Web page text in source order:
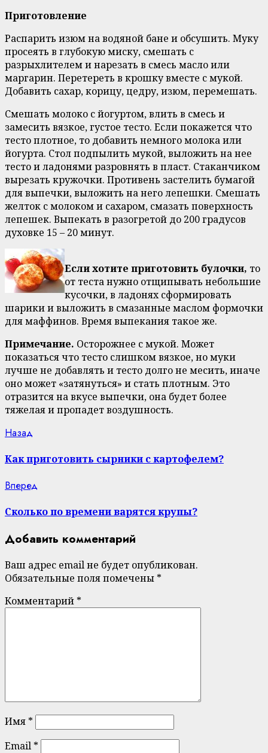
Приготовление
Распарить изюм на водяной бане и обсушить. Муку
просеять в глубокую миску, смешать с
разрыхлителем и нарезать в смесь масло или
маргарин. Перетереть в крошку вместе с мукой.
Добавить сахар, корицу, цедру, изюм, перемешать.
Смешать молоко с йогуртом, влить в смесь и
замесить вязкое, густое тесто. Если покажется что
тесто плотное, то добавить немного молока или
йогурта. Стол подпылить мукой, выложить на нее
тесто и ладонями разровнять в пласт. Стаканчиком
вырезать кружочки. Противень застелить бумагой
для выпечки, выложить на него лепешки. Смешать
желток с молоком и сахаром, смазать поверхность
лепешек. Выпекать в разогретой до 200 градусов
духовке 15 – 20 минут.
Если хотите приготовить булочки, то
от теста нужно отщипывать небольшие
кусочки, в ладонях сформировать
шарики и выложить в смазанные маслом формочки
для маффинов. Время выпекания такое же.
Примечание. Осторожнее с мукой. Может
показаться что тесто слишком вязкое, но муки
лучше не добавлять и тесто долго не месить, иначе
оно может «затянуться» и стать плотным. Это
отразится на вкусе выпечки, она будет более
тяжелая и пропадет воздушность.
Continue
Reading
Назад
Как приготовить сырники с картофелем?
Вперед
Сколько по времени варятся крупы?
Добавить комментарий
Ваш адрес email не будет опубликован.
Обязательные поля помечены *
Комментарий *
Имя *
Email *